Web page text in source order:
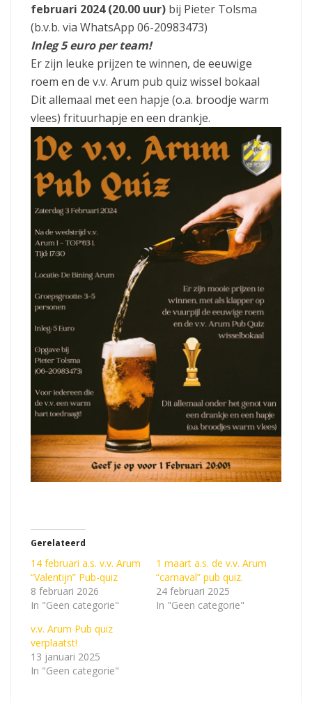
februari 2024 (20.00 uur) bij Pieter Tolsma
(b.v.b. via WhatsApp 06-20983473)
Inleg 5 euro per team!
Er zijn leuke prijzen te winnen, de eeuwige
roem en de v.v. Arum pub quiz wissel bokaal
Dit allemaal met een hapje (o.a. broodje warm
vlees) frituurhapje en een drankje.
Gerelateerd
14 februari a.s. v.v. Arum
“Valentijn” Pub-quiz
8 februari 2026
In "Geen categorie"
1 maart a.s. de v.v. Arum
“carnaval” pub quiz.
24 februari 2025
In "Geen categorie"
v.v. Arum Pub quiz
verplaatst!
13 januari 2025
In "Geen categorie"